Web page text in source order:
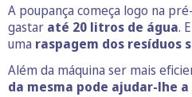
A poupança começa logo na
gastar até 20 litros de água.
uma raspagem dos resíduos
Além da máquina ser mais
da mesma pode ajudar-lhe